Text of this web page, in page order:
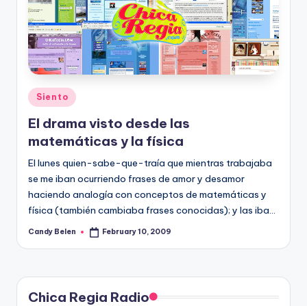
Posted
in
Siento
El drama visto desde las
matemáticas y la fí­sica
El lunes quien-sabe-que-traí­a que mientras trabajaba
se me iban ocurriendo frases de amor y desamor
haciendo analogí­a con conceptos de matemáticas y
fí­sica (también cambiaba frases conocidas); y las iba…
Posted
Candy Belen February 10, 2009
Chica Regia Radio